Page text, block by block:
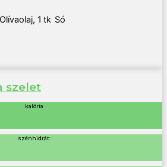
Olívaolaj, 1 tk Só
szelet
kalória
szénhidrát: